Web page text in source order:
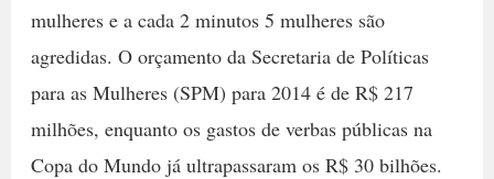
mulheres e a cada 2 minutos 5 mulheres são
agredidas. O orçamento da Secretaria de Políticas
para as Mulheres (SPM) para 2014 é de R$ 217
milhões, enquanto os gastos de verbas públicas na
Copa do Mundo já ultrapassaram os R$ 30 bilhões.